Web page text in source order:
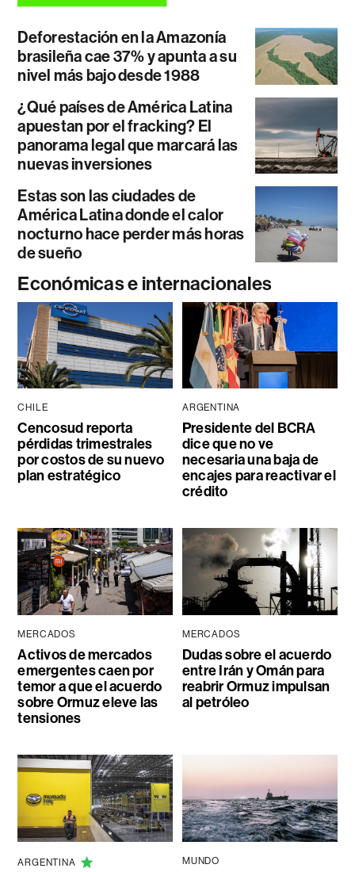
Deforestación en la Amazonía
brasileña cae 37% y apunta a su
nivel más bajo desde 1988
¿Qué países de América Latina
apuestan por el fracking? El
panorama legal que marcará las
nuevas inversiones
Estas son las ciudades de
América Latina donde el calor
nocturno hace perder más horas
de sueño
Económicas e internacionales
CHILE
Cencosud reporta
pérdidas trimestrales
por costos de su nuevo
plan estratégico
ARGENTINA
Presidente del BCRA
dice que no ve
necesaria una baja de
encajes para reactivar el
crédito
MERCADOS
Activos de mercados
emergentes caen por
temor a que el acuerdo
sobre Ormuz eleve las
tensiones
MERCADOS
Dudas sobre el acuerdo
entre Irán y Omán para
reabrir Ormuz impulsan
al petróleo
ARGENTINA MUNDO